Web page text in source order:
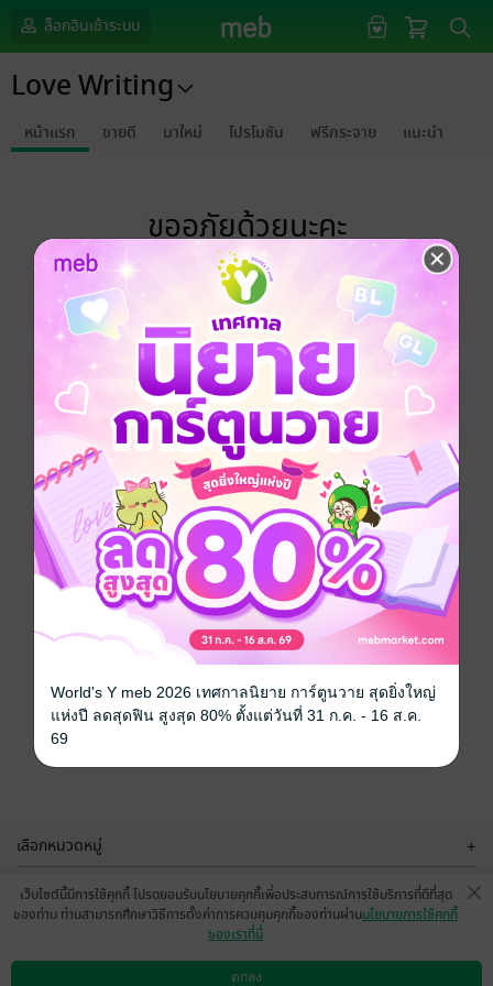
ล็อกอินเข้าระบบ
Love Writing
หน้าแรก ขายดี มาใหม่ โปรโมชัน ฟรีกระจาย แนะนำ
ขออภัยด้วยนะคะ
ไม่พบข้อมูลในหัวข้อที่คุณกำลังชมค่ะ
เลือกหมวดหมู่ +
บริการช่วยเหลือ +
เว็บไซต์นี้มีการใช้คุกกี้ โปรดยอมรับนโยบายคุกกี้เพื่อประสบการณ์การใช้บริการที่ดีที่สุด
ของท่าน ท่านสามารถศึกษาวิธีการตั้งค่าการควบคุมคุกกี้ของท่านผ่านนโยบายการใช้คุกกี้
ของเราที่นี่
ตกลง
World's Y meb 2026 เทศกาลนิยาย การ์ตูนวาย สุดยิ่งใหญ่
แห่งปี ลดสุดฟิน สูงสุด 80% ตั้งแต่วันที่ 31 ก.ค. - 16 ส.ค.
69